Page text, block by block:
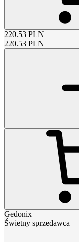
220.53 PLN
220.53 PLN
Gedonix
Świetny sprzedawca